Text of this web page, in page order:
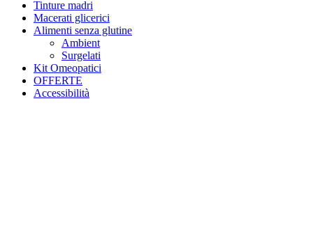
Tinture madri
Macerati glicerici
Alimenti senza glutine
Ambient
Surgelati
Kit Omeopatici
OFFERTE
Accessibilità